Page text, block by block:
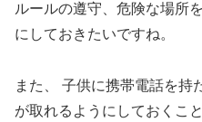
ルールの遵守、危険な場所
にしておきたいですね。
また、 子供に携帯電話を持
が取れるようにしておくこ